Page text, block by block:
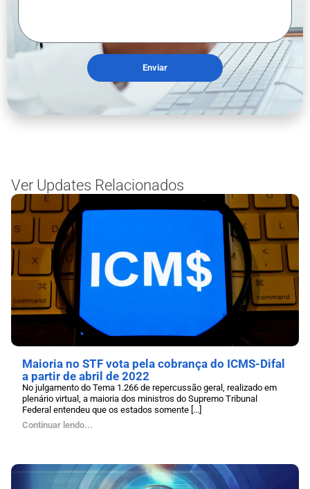
Enviar
Ver Updates Relacionados
Maioria no STF vota pela cobrança do ICMS-Difal
a partir de abril de 2022
No julgamento do Tema 1.266 de repercussão geral, realizado em
plenário virtual, a maioria dos ministros do Supremo Tribunal
Federal entendeu que os estados somente [...]
Continuar lendo...